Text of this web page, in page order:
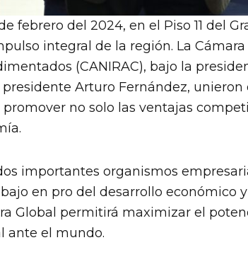
febrero del 2024, en el Piso 11 del
integral de la región. La
(CANIRAC), bajo la
Arturo Fernández,
no solo las ventajas
importantes organismos
en pro del desarrollo económico
Global permitirá maximizar el
ante el mundo.